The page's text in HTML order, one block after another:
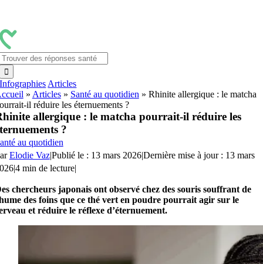
contenu
Infographies Articles
» Articles» Santé au quotidien » Rhinite allergique : le matcha
il réduire les éternuements ?
allergique : le matcha pourrait-il réduire les
?
au quotidien
Elodie Vaz|Publié le : 13 mars 2026|Dernière mise à jour : 13 mars
|4 min de lecture|
chercheurs japonais ont observé chez des souris souffrant de
des foins que ce thé vert en poudre pourrait agir sur le
et réduire le réflexe d’éternuement.